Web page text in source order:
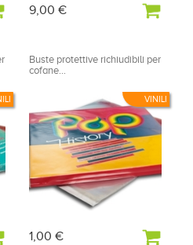
9,00 €
VINILI
Buste protettive richiudibili per
cofane...
1,00 €